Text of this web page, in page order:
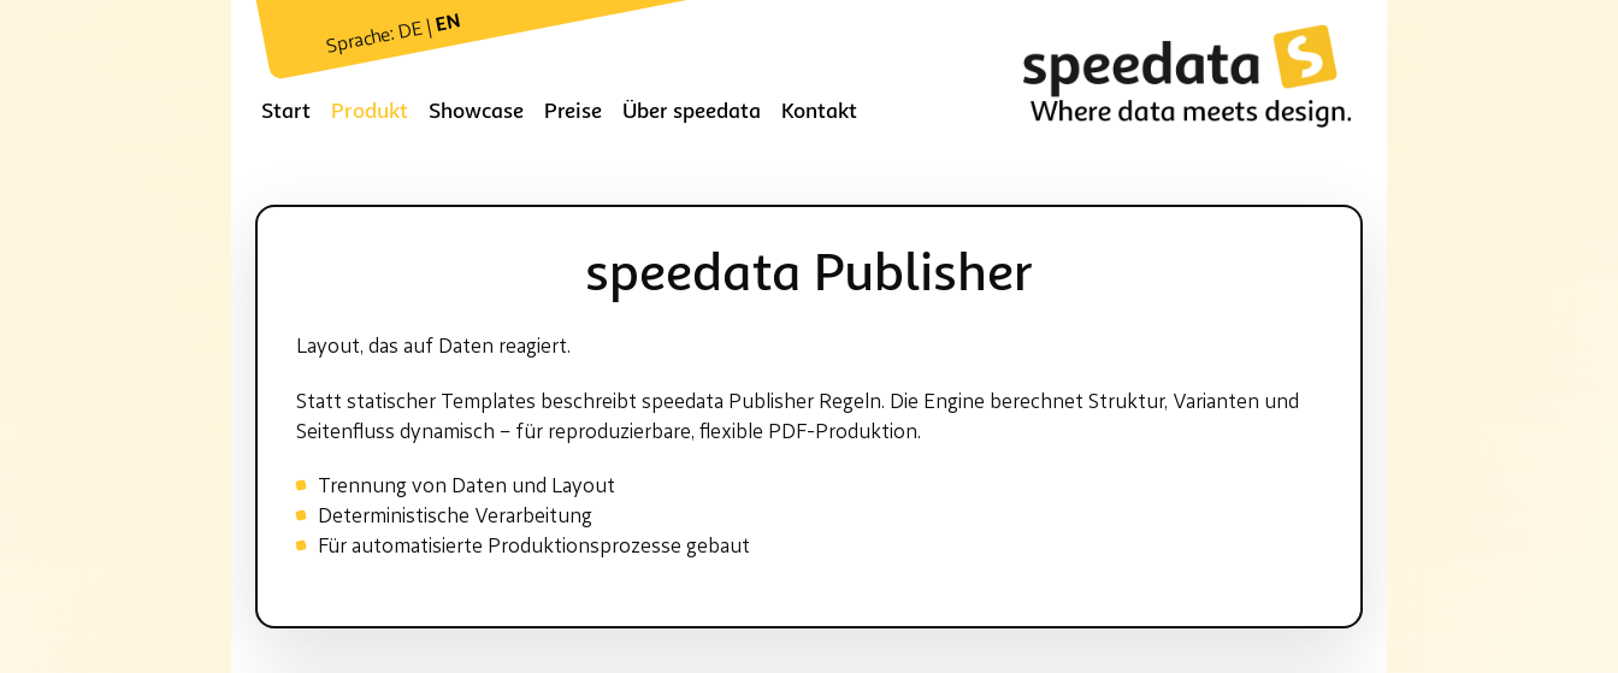
Sprache: DE |EN
Start Produkt Showcase Preise Über speedata Kontakt
speedata Publisher
Layout, das auf Daten reagiert.
Statt statischer Templates beschreibt speedata Publisher Regeln. Die Engine berechnet Struktur, Varianten und
Seitenfluss dynamisch – für reproduzierbare, flexible PDF-Produktion.
Trennung von Daten und Layout
Deterministische Verarbeitung
Für automatisierte Produktionsprozesse gebaut